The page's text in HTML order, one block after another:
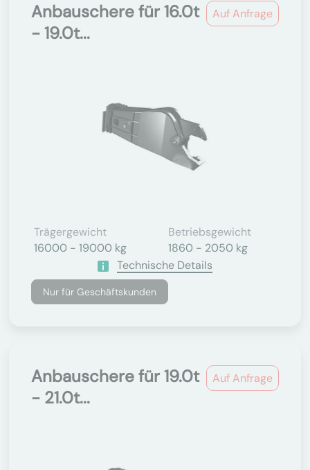
Auf Anfrage
Anbauschere für 16.0t
- 19.0t...
Trägergewicht
16000 - 19000 kg
Betriebsgewicht
1860 - 2050 kg
Technische Details
Nur für Geschäftskunden
Auf Anfrage
Anbauschere für 19.0t
- 21.0t...